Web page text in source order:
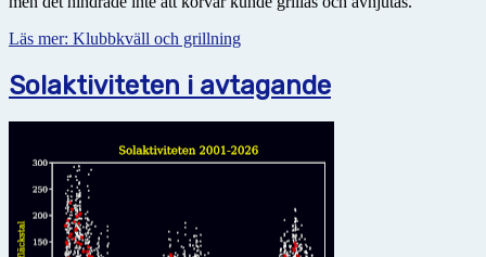
Läs mer: Klubbkväll och grillning
Solaktiviteten i avtagande